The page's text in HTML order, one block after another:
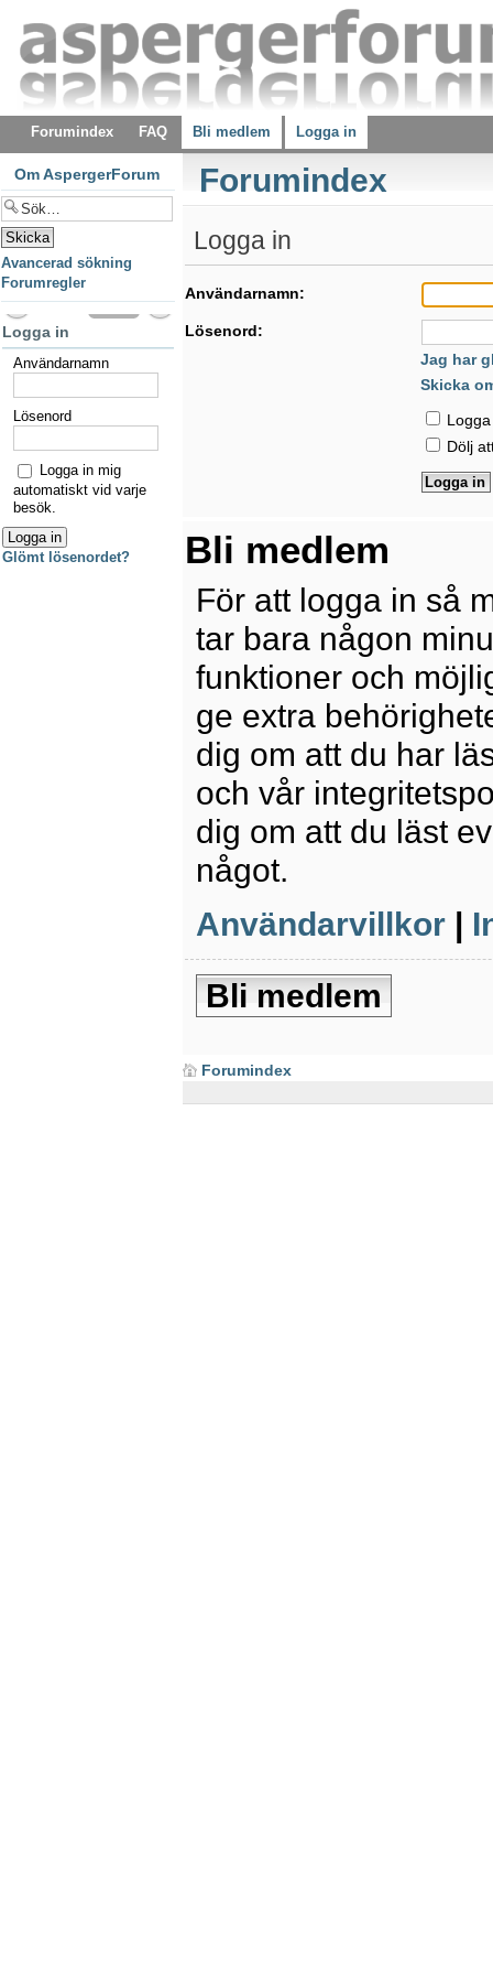
Forumindex FAQ Bli medlem Logga in
Forumindex
Logga in
Användarnamn:
Lösenord:
Jag har
Skicka
Dölj
Bli medlem
För att logga in så
tar bara någon
funktioner och
ge extra
dig om att du har
och vår
dig om att du läst
något.
Användarvillkor |
Bli medlem
Forumindex
Om AspergerForum
Avancerad sökning
Forumregler
Logga in
Användarnamn
Lösenord
Logga in mig
automatiskt vid varje
besök.
Glömt lösenordet?